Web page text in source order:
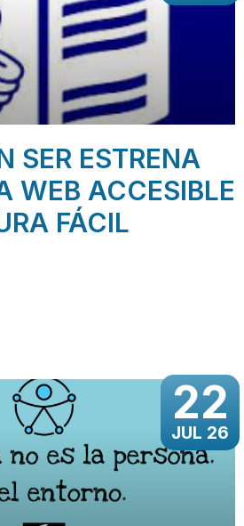
SER ESTRENA
WEB ACCESIBLE
FÁCIL
22
JUL 26